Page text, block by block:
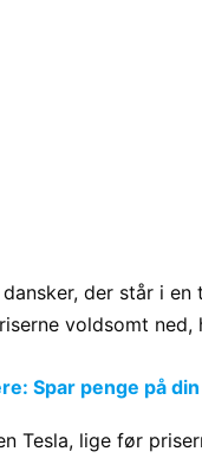
der står i
voldsomt
Spar penge på
Tesla, lige før